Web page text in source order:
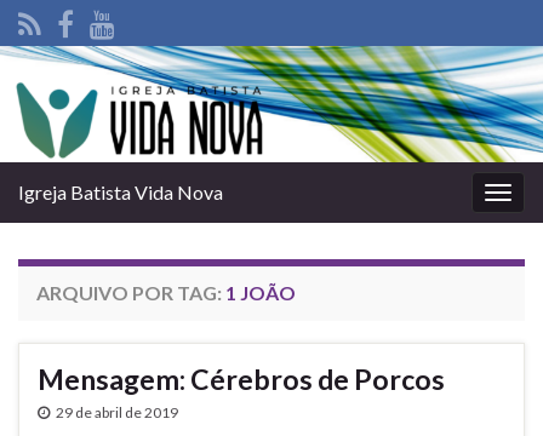
Igreja Batista Vida Nova
ARQUIVO POR TAG: 1 JOÃO
Mensagem: Cérebros de Porcos
29 de abril de 2019